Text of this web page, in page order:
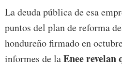
La deuda pública de esa
puntos del plan de reforma
hondureño firmado en
informes de laEnee revelan